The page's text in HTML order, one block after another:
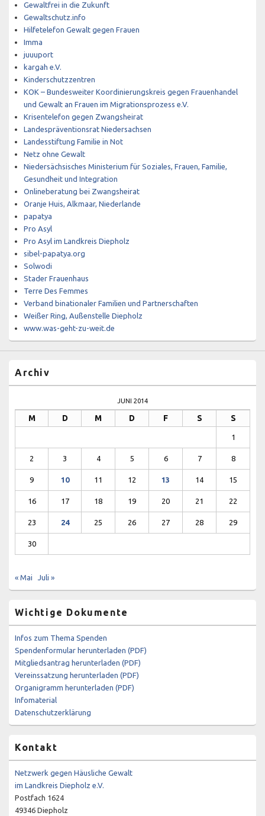
Gewaltfrei in die Zukunft
Gewaltschutz.info
Hilfetelefon Gewalt gegen Frauen
Imma
juuuport
kargah e.V.
Kinderschutzzentren
KOK – Bundesweiter Koordinierungskreis gegen Frauenhandel
und Gewalt an Frauen im Migrationsprozess e.V.
Krisentelefon gegen Zwangsheirat
Landespräventionsrat Niedersachsen
Landesstiftung Familie in Not
Netz ohne Gewalt
Niedersächsisches Ministerium für Soziales, Frauen, Familie,
Gesundheit und Integration
Onlineberatung bei Zwangsheirat
Oranje Huis, Alkmaar, Niederlande
papatya
Pro Asyl
Pro Asyl im Landkreis Diepholz
sibel-papatya.org
Solwodi
Stader Frauenhaus
Terre Des Femmes
Verband binationaler Familien und Partnerschaften
Weißer Ring, Außenstelle Diepholz
www.was-geht-zu-weit.de
Archiv
JUNI 2014
M D M D F S S
1
2 3 4 5 6 7 8
9 10 11 12 13 14 15
16 17 18 19 20 21 22
23 24 25 26 27 28 29
30
« Mai Juli »
Wichtige Dokumente
Infos zum Thema Spenden
Spendenformular herunterladen (PDF)
Mitgliedsantrag herunterladen (PDF)
Vereinssatzung herunterladen (PDF)
Organigramm herunterladen (PDF)
Infomaterial
Datenschutzerklärung
Kontakt
Netzwerk gegen Häusliche Gewalt
im Landkreis Diepholz e.V.
Postfach 1624
49346 Diepholz